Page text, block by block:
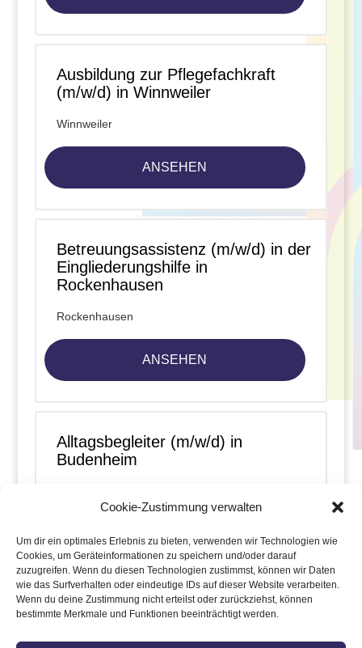
Cookie-Zustimmung verwalten
Um dir ein optimales Erlebnis zu bieten, verwenden wir Technologien wie
Cookies, um Geräteinformationen zu speichern und/oder darauf
zuzugreifen. Wenn du diesen Technologien zustimmst, können wir Daten
wie das Surfverhalten oder eindeutige IDs auf dieser Website verarbeiten.
Wenn du deine Zustimmung nicht erteilst oder zurückziehst, können
bestimmte Merkmale und Funktionen beeinträchtigt werden.
Ausbildung zur Pflegefachkraft
(m/w/d) in Winnweiler
Winnweiler
ANSEHEN
Betreuungsassistenz (m/w/d) in der
Eingliederungshilfe in
Rockenhausen
Rockenhausen
ANSEHEN
Alltagsbegleiter (m/w/d) in
Budenheim
ANSEHEN
1 2 3 … 7 »